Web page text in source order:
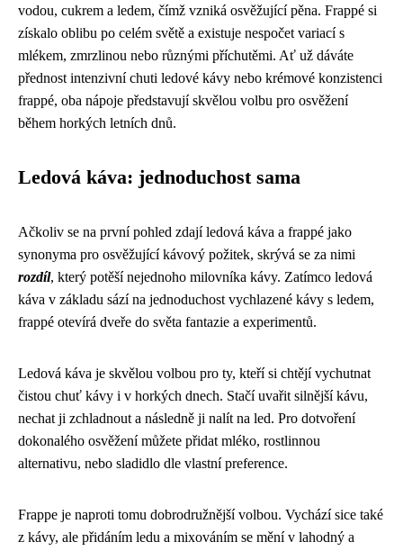
vodou, cukrem a ledem, čímž vzniká osvěžující pěna. Frappé si
získalo oblibu po celém světě a existuje nespočet variací s
mlékem, zmrzlinou nebo různými příchutěmi. Ať už dáváte
přednost intenzivní chuti ledové kávy nebo krémové konzistenci
frappé, oba nápoje představují skvělou volbu pro osvěžení
během horkých letních dnů.
Ledová káva: jednoduchost sama
Ačkoliv se na první pohled zdají ledová káva a frappé jako
synonyma pro osvěžující kávový požitek, skrývá se za nimi
rozdíl, který potěší nejednoho milovníka kávy. Zatímco ledová
káva v základu sází na jednoduchost vychlazené kávy s ledem,
frappé otevírá dveře do světa fantazie a experimentů.
Ledová káva je skvělou volbou pro ty, kteří si chtějí vychutnat
čistou chuť kávy i v horkých dnech. Stačí uvařit silnější kávu,
nechat ji zchladnout a následně ji nalít na led. Pro dotvoření
dokonalého osvěžení můžete přidat mléko, rostlinnou
alternativu, nebo sladidlo dle vlastní preference.
Frappe je naproti tomu dobrodružnější volbou. Vychází sice také
z kávy, ale přidáním ledu a mixováním se mění v lahodný a